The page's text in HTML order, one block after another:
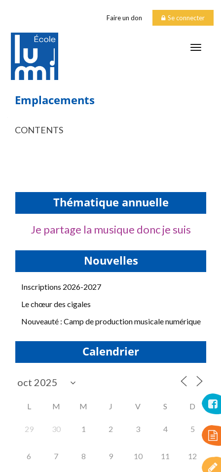
Faire un don Se connecter
Emplacements
CONTENTS
Thématique annuelle
Je partage la musique donc je suis
Nouvelles
Inscriptions 2026-2027
Le chœur des cigales
Nouveauté : Camp de production musicale numérique
Calendrier
L M M J V S D
29 30 1 2 3 4 5
6 7 8 9 10 11 12